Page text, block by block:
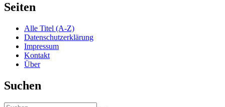
Seiten
Alle Titel (A-Z)
Datenschutzerklärung
Impressum
Kontakt
Über
Suchen